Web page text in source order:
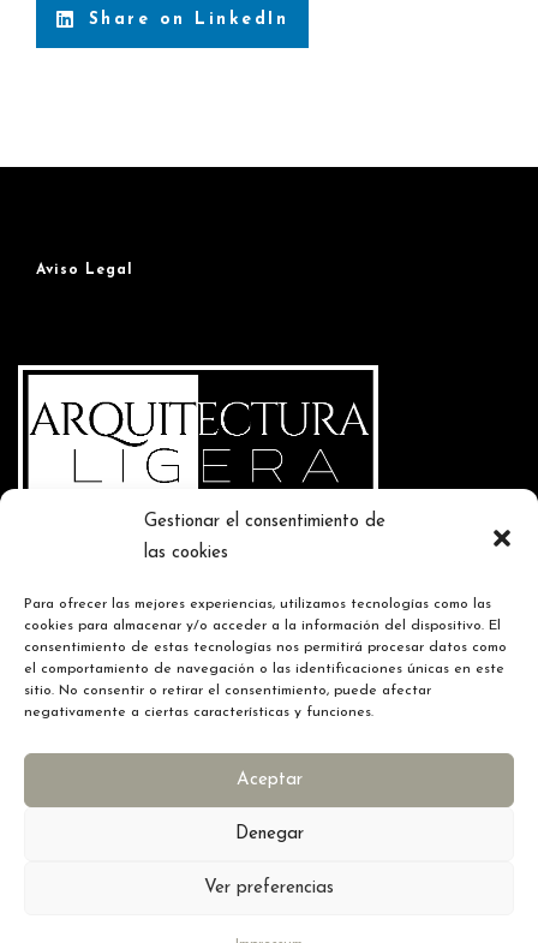
Gestionar el consentimiento de
las cookies
Para ofrecer las mejores experiencias, utilizamos tecnologías como las
cookies para almacenar y/o acceder a la información del dispositivo. El
consentimiento de estas tecnologías nos permitirá procesar datos como
el comportamiento de navegación o las identificaciones únicas en este
sitio. No consentir o retirar el consentimiento, puede afectar
negativamente a ciertas características y funciones.
Aceptar
Denegar
Ver preferencias
Share on LinkedIn
Aviso Legal
Contacte con nosotros
T. 666 695 083
E. info@arquitecturaligera.com
Calle Illes Canaries, Num. 1 46988 Paterna - Valencia
Nuestros horarios de oficina:
14:00 17:00-20:00. Domingo: Cerrado.